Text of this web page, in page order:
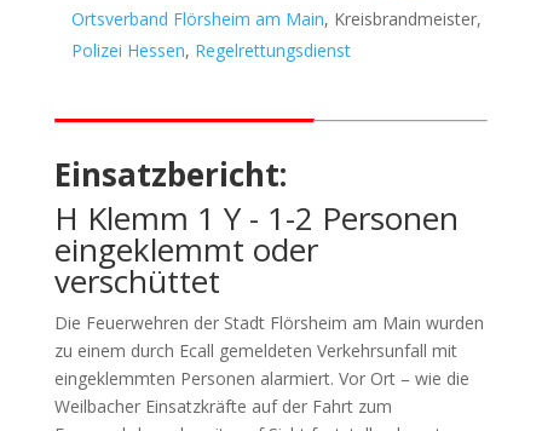
Ortsverband Flörsheim am Main, Kreisbrandmeister,
Polizei Hessen, Regelrettungsdienst
Einsatzbericht:
H Klemm 1 Y - 1-2 Personen
eingeklemmt oder
verschüttet
Die Feuerwehren der Stadt Flörsheim am Main wurden
zu einem durch Ecall gemeldeten Verkehrsunfall mit
eingeklemmten Personen alarmiert. Vor Ort – wie die
Weilbacher Einsatzkräfte auf der Fahrt zum